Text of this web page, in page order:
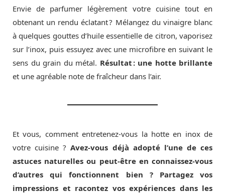
Envie de parfumer légèrement votre cuisine tout en
obtenant un rendu éclatant ? Mélangez du vinaigre blanc
à quelques gouttes d’huile essentielle de citron, vaporisez
sur l’inox, puis essuyez avec une microfibre en suivant le
sens du grain du métal. Résultat : une hotte brillante
et une agréable note de fraîcheur dans l’air.
Et vous, comment entretenez-vous la hotte en inox de
votre cuisine ?Avez-vous déjà adopté l’une de ces
astuces naturelles ou peut-être en connaissez-vous
d’autres qui fonctionnent bien ? Partagez vos
impressions et racontez vos expériences dans les